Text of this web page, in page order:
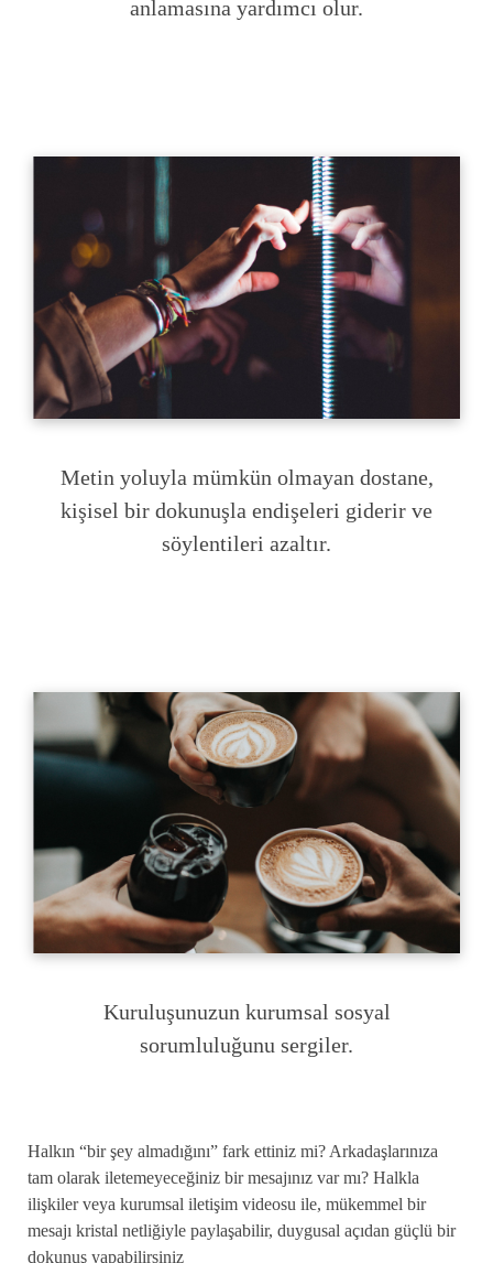
anlamasına yardımcı olur.
Metin yoluyla mümkün olmayan dostane,
kişisel bir dokunuşla endişeleri giderir ve
söylentileri azaltır.
Kuruluşunuzun kurumsal sosyal
sorumluluğunu sergiler.
Halkın “bir şey almadığını” fark ettiniz mi? Arkadaşlarınıza
tam olarak iletemeyeceğiniz bir mesajınız var mı? Halkla
ilişkiler veya kurumsal iletişim videosu ile, mükemmel bir
mesajı kristal netliğiyle paylaşabilir, duygusal açıdan güçlü bir
dokunuş yapabilirsiniz